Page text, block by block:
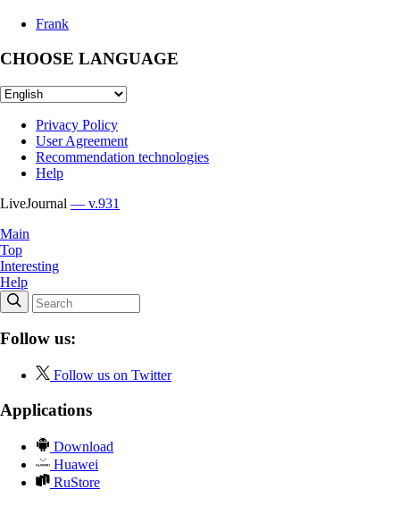
Frank
CHOOSE LANGUAGE
Privacy Policy
User Agreement
Recommendation technologies
Help
LiveJournal — v.931
Main
Top
Interesting
Help
Follow us:
Follow us on Twitter
Applications
Download
Huawei
RuStore